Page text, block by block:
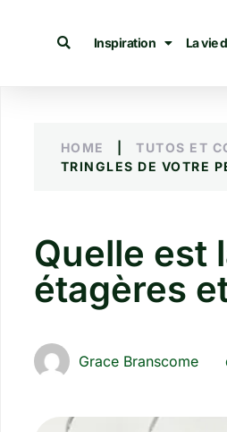
Inspiration La vie
HOME TUTOS ET
TRINGLES DE VOTRE
Quelle est
étagères
Grace Branscome